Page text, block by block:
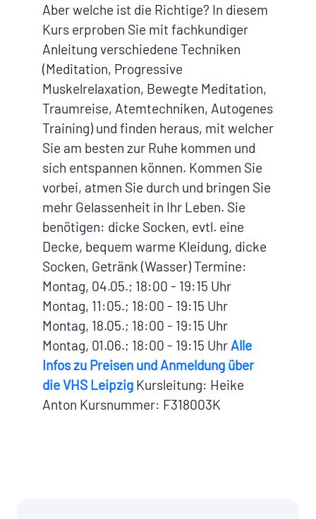
Aber welche ist die Richtige? In diesem
Kurs erproben Sie mit fachkundiger
Anleitung verschiedene Techniken
(Meditation, Progressive
Muskelrelaxation, Bewegte Meditation,
Traumreise, Atemtechniken, Autogenes
Training) und finden heraus, mit welcher
Sie am besten zur Ruhe kommen und
sich entspannen können. Kommen Sie
vorbei, atmen Sie durch und bringen Sie
mehr Gelassenheit in Ihr Leben. Sie
benötigen: dicke Socken, evtl. eine
Decke, bequem warme Kleidung, dicke
Socken, Getränk (Wasser) Termine:
Montag, 04.05.; 18:00 - 19:15 Uhr
Montag, 11:05.; 18:00 - 19:15 Uhr
Montag, 18.05.; 18:00 - 19:15 Uhr
Montag, 01.06.; 18:00 - 19:15 Uhr Alle
Infos zu Preisen und Anmeldung über
die VHS Leipzig Kursleitung: Heike
Anton Kursnummer: F318003K